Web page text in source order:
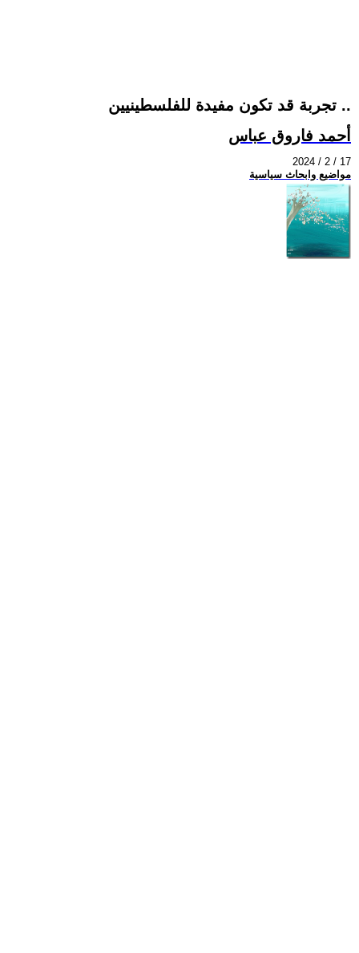
تجربة قد تكون مفيدة للفلسطينيين ..
أحمد فاروق عباس
2024 / 2 / 17
مواضيع وابحاث سياسية